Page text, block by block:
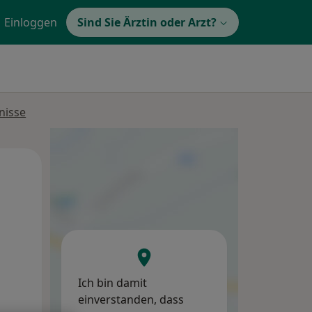
Einloggen Sind Sie Ärztin oder Arzt?
Ich bin damit
einverstanden, dass